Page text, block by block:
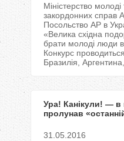
Міністерство
закордонних справ
Посольство АР в
«Велика східна
брати молоді люди
Конкурс
Бразилія,
Ура! Канікули! — в
пролунав
31.05.2016